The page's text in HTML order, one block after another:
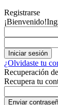
Registrarse
¡Bienvenido!
¿Olvidaste tu
Recuperación
Recupera tu